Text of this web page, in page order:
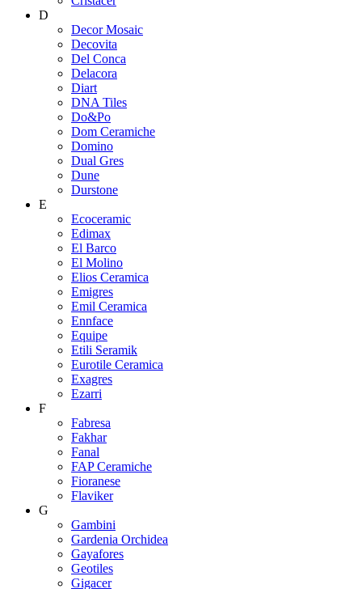
D
Decor Mosaic
Decovita
Del Conca
Delacora
Diart
DNA Tiles
Do&Po
Dom Ceramiche
Domino
Dual Gres
Dune
Durstone
E
Ecoceramic
Edimax
El Barco
El Molino
Elios Ceramica
Emigres
Emil Ceramica
Ennface
Equipe
Etili Seramik
Eurotile Ceramica
Exagres
Ezarri
F
Fabresa
Fakhar
Fanal
FAP Ceramiche
Fioranese
Flaviker
G
Gambini
Gardenia Orchidea
Gayafores
Geotiles
Gigacer